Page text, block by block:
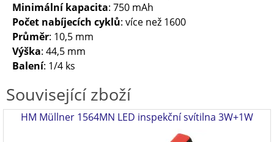
Minimální kapacita: 750 mAh
Počet nabíjecích cyklů: více než 1600
Průměr: 10,5 mm
Výška: 44,5 mm
Balení: 1/4 ks
Související zboží
HM Müllner 1564MN LED inspekční svítilna 3W+1W